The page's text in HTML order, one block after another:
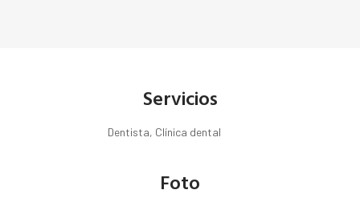
Servicios
Dentista, Clínica dental
Foto